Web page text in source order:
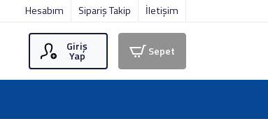
Hesabım Sipariş Takip İletişim
Giriş
Yap Sepet